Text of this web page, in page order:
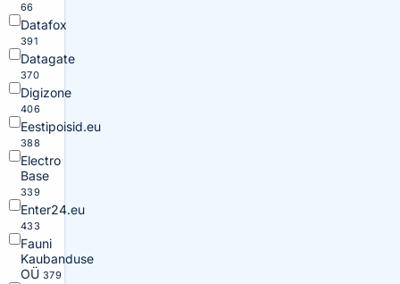
66
Datafox
391
Datagate
370
Digizone
406
Eestipoisid.eu
388
Electro
Base
339
Enter24.eu
433
Fauni
Kaubanduse
OÜ 379